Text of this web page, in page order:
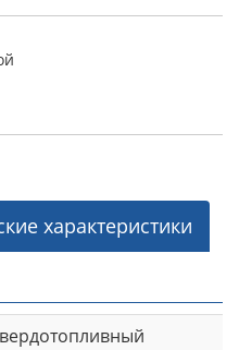
характеристики